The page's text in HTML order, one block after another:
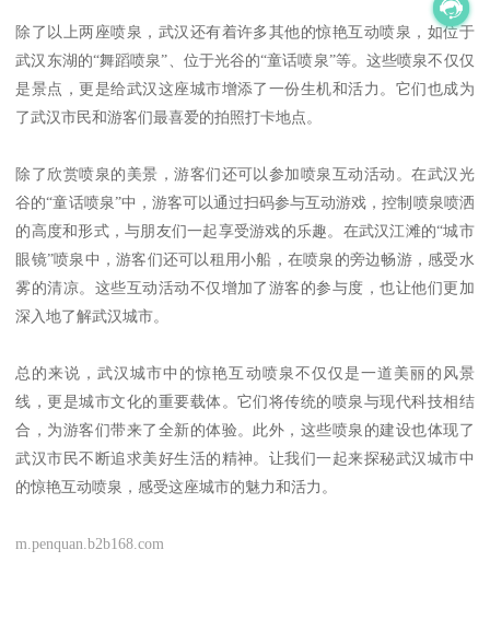
除了以上两座喷泉，武汉还有着许多其他的惊艳互动喷泉，如位于
武汉东湖的“舞蹈喷泉”、位于光谷的“童话喷泉”等。这些喷泉不仅仅
是景点，更是给武汉这座城市增添了一份生机和活力。它们也成为
了武汉市民和游客们最喜爱的拍照打卡地点。
除了欣赏喷泉的美景，游客们还可以参加喷泉互动活动。在武汉光
谷的“童话喷泉”中，游客可以通过扫码参与互动游戏，控制喷泉喷洒
的高度和形式，与朋友们一起享受游戏的乐趣。在武汉江滩的“城市
眼镜”喷泉中，游客们还可以租用小船，在喷泉的旁边畅游，感受水
雾的清凉。这些互动活动不仅增加了游客的参与度，也让他们更加
深入地了解武汉城市。
总的来说，武汉城市中的惊艳互动喷泉不仅仅是一道美丽的风景
线，更是城市文化的重要载体。它们将传统的喷泉与现代科技相结
合，为游客们带来了全新的体验。此外，这些喷泉的建设也体现了
武汉市民不断追求美好生活的精神。让我们一起来探秘武汉城市中
的惊艳互动喷泉，感受这座城市的魅力和活力。
m.penquan.b2b168.com